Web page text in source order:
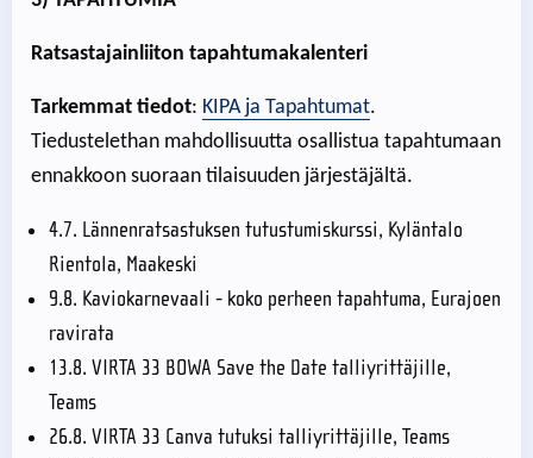
Ratsastajainliiton tapahtumakalenteri
Tarkemmat tiedot: KIPA ja Tapahtumat.
Tiedustelethan mahdollisuutta osallistua tapahtumaan
ennakkoon suoraan tilaisuuden järjestäjältä.
4.7. Lännenratsastuksen tutustumiskurssi, Kyläntalo
Rientola, Maakeski
9.8. Kaviokarnevaali - koko perheen tapahtuma, Eurajoen
ravirata
13.8. VIRTA 33 BOWA Save the Date talliyrittäjille,
Teams
26.8. VIRTA 33 Canva tutuksi talliyrittäjille, Teams